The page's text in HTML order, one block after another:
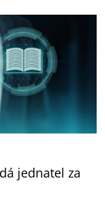
jednatel za